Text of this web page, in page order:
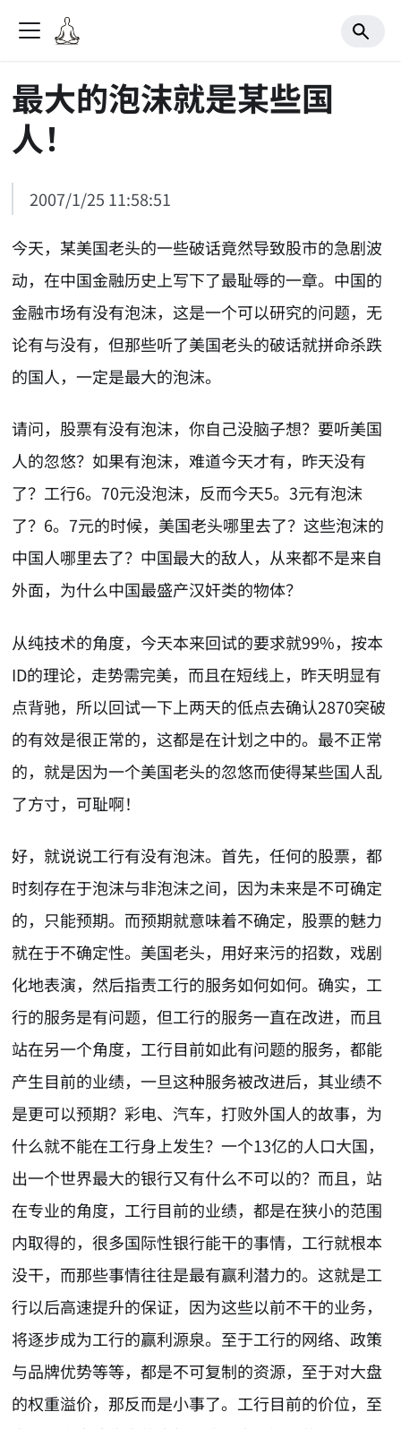
最大的泡沫就是某些国
人！
2007/1/25 11:58:51
今天，某美国老头的一些破话竟然导致股市的急剧波
动，在中国金融历史上写下了最耻辱的一章。中国的
金融市场有没有泡沫，这是一个可以研究的问题，无
论有与没有，但那些听了美国老头的破话就拼命杀跌
的国人，一定是最大的泡沫。
请问，股票有没有泡沫，你自己没脑子想？要听美国
人的忽悠？如果有泡沫，难道今天才有，昨天没有
了？工行6。70元没泡沫，反而今天5。3元有泡沫
了？6。7元的时候，美国老头哪里去了？这些泡沫的
中国人哪里去了？中国最大的敌人，从来都不是来自
外面，为什么中国最盛产汉奸类的物体？
从纯技术的角度，今天本来回试的要求就99%，按本
ID的理论，走势需完美，而且在短线上，昨天明显有
点背驰，所以回试一下上两天的低点去确认2870突破
的有效是很正常的，这都是在计划之中的。最不正常
的，就是因为一个美国老头的忽悠而使得某些国人乱
了方寸，可耻啊！
好，就说说工行有没有泡沫。首先，任何的股票，都
时刻存在于泡沫与非泡沫之间，因为未来是不可确定
的，只能预期。而预期就意味着不确定，股票的魅力
就在于不确定性。美国老头，用好来污的招数，戏剧
化地表演，然后指责工行的服务如何如何。确实，工
行的服务是有问题，但工行的服务一直在改进，而且
站在另一个角度，工行目前如此有问题的服务，都能
产生目前的业绩，一旦这种服务被改进后，其业绩不
是更可以预期？彩电、汽车，打败外国人的故事，为
什么就不能在工行身上发生？一个13亿的人口大国，
出一个世界最大的银行又有什么不可以的？而且，站
在专业的角度，工行目前的业绩，都是在狭小的范围
内取得的，很多国际性银行能干的事情，工行就根本
没干，而那些事情往往是最有赢利潜力的。这就是工
行以后高速提升的保证，因为这些以前不干的业务，
将逐步成为工行的赢利源泉。至于工行的网络、政策
与品牌优势等等，都是不可复制的资源，至于对大盘
的权重溢价，那反而是小事了。工行目前的价位，至